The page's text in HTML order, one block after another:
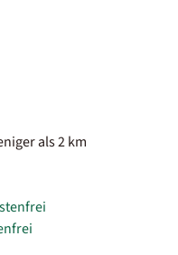
als 2 km